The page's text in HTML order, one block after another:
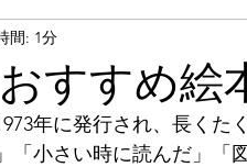
すすめ絵
間: 1分
年に発行され、長くた
「小さい時に読んだ」